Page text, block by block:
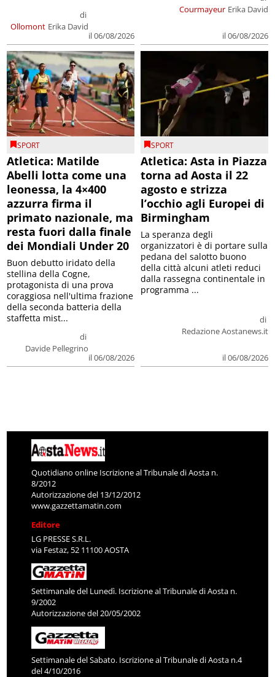
Ollomont
di
Erika David
il 06/08/2026
Courmayeur Erika David
il 06/08/2026
SPORT
Atletica: Matilde
Abelli lotta come una
leonessa, la 4×400
azzurra firma il
primato nazionale, ma
resta fuori dalla finale
dei Mondiali Under 20
di
Davide Pellegrino
il 06/08/2026
Buon debutto iridato della
stellina della Cogne,
protagonista di una prova
coraggiosa nell'ultima frazione
della seconda batteria della
staffetta mist...
SPORT
Atletica: Asta in Piazza
torna ad Aosta il 22
agosto e strizza
l’occhio agli Europei di
Birmingham
di
Redazione Aostanews.it
il 06/08/2026
La speranza degli
organizzatori è di portare sulla
pedana del salotto buono
della città alcuni atleti reduci
dalla rassegna continentale in
programma ...
Quotidiano online Iscrizione al Tribunale di Aosta n.
8/2012
Autorizzazione del 13/12/2012
www.gazzettamatin.com
Editore
LG PRESSE S.R.L.
via Festaz, 52 11100 AOSTA
Settimanale del Lunedì. Iscrizione al Tribunale di Aosta n.
9/2002
Autorizzazione del 20/05/2002
Settimanale del Sabato. Iscrizione al Tribunale di Aosta n.4
del 4/10/2016